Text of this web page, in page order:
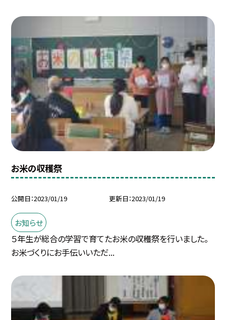
お米の収穫祭
公開日 2023/01/19 更新日 2023/01/19
お知らせ
５年生が総合の学習で育てたお米の収穫祭を行いました。
お米づくりにお手伝いいただ...